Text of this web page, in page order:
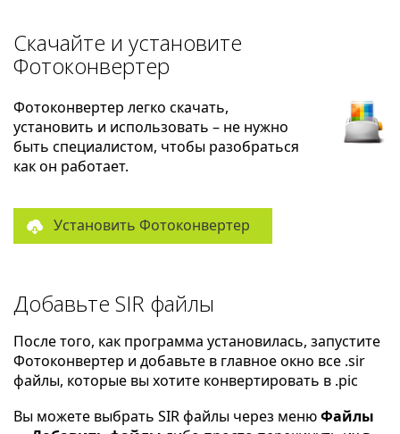
Скачайте и установите
Фотоконвертер
Фотоконвертер легко скачать,
установить и использовать – не нужно
быть специалистом, чтобы разобраться
как он работает.
Установить Фотоконвертер
Добавьте SIR файлы
После того, как программа установилась, запустите
Фотоконвертер и добавьте в главное окно все .sir
файлы, которые вы хотите конвертировать в .pic
Вы можете выбрать SIR файлы через менюФайлы